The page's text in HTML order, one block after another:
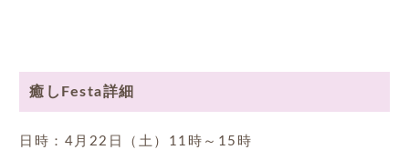
癒しFesta詳細
日時：4月22日（土）11時～15時